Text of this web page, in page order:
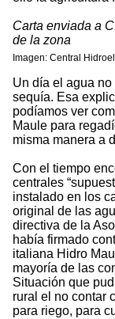
Carta enviada a
de la zona
Imagen: Central
Un día el agua
sequía. Esa
podíamos ver
Maule para
misma manera a
Con el tiempo
centrales
instalado en los
original de las
directiva de la
había firmado
italiana Hidro
mayoría de las
Situación que
rural el no contar
para riego, para